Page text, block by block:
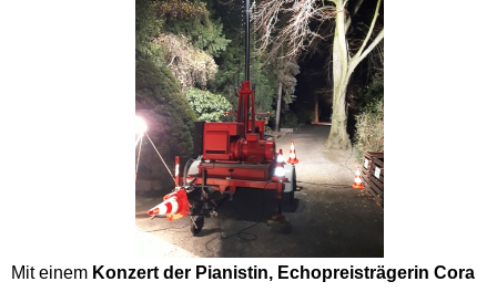
Mit einem Konzert der Pianistin, Echopreisträgerin Cora